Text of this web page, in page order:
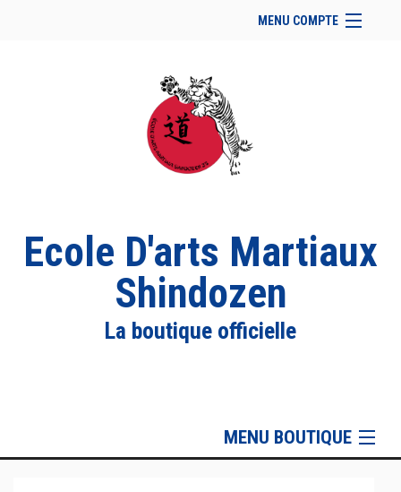
MENU COMPTE
Retour à notre site
Facebook
Se connecter
Panier ( vide)
Ecole D'arts Martiaux
Shindozen
La boutique officielle
MENU BOUTIQUE